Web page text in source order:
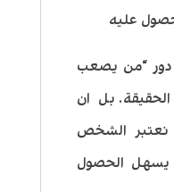
عليه
دور “من يصعب
الحقيقة. بل ان
نعتبر الشخص
يسهل الحصول